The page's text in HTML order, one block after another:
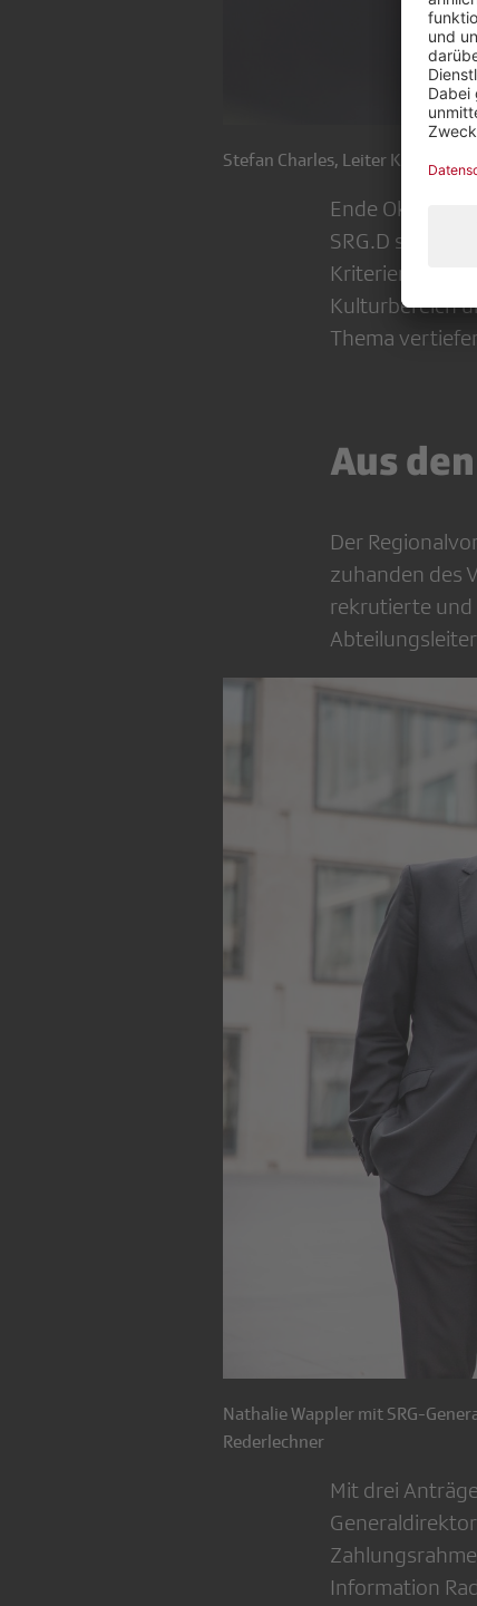
Stefan Charles, Leiter Kultur SRF.
Ende Oktober
SRG.D statt
Kriterien». Der
Kulturbereich
Thema
Aus
Der
zuhanden des
rekrutierte und
Nathalie Wappler mit SRG-
Rederlechner
Mit drei
Information